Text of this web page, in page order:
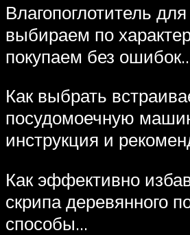
Влагопоглотитель
выбираем по
покупаем без
Как выбрать
посудомоечную
инструкция и
Как эффективно
скрипа деревянного
способы…